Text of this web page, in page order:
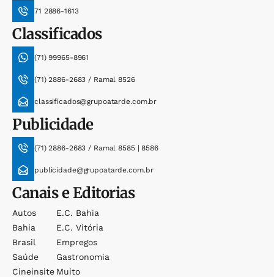
71 2886-1613
Classificados
(71) 99965-8961
(71) 2886-2683 / Ramal 8526
classificados@grupoatarde.com.br
Publicidade
(71) 2886-2683 / Ramal 8585 | 8586
publicidade@grupoatarde.com.br
Canais e Editorias
Autos
Bahia
Brasil
Saúde
Cineinsite
E.c. Bahia
E.c. Vitória
Empregos
Gastronomia
Muito